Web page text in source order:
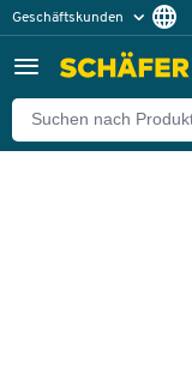
Geschäftskunden
Zurück